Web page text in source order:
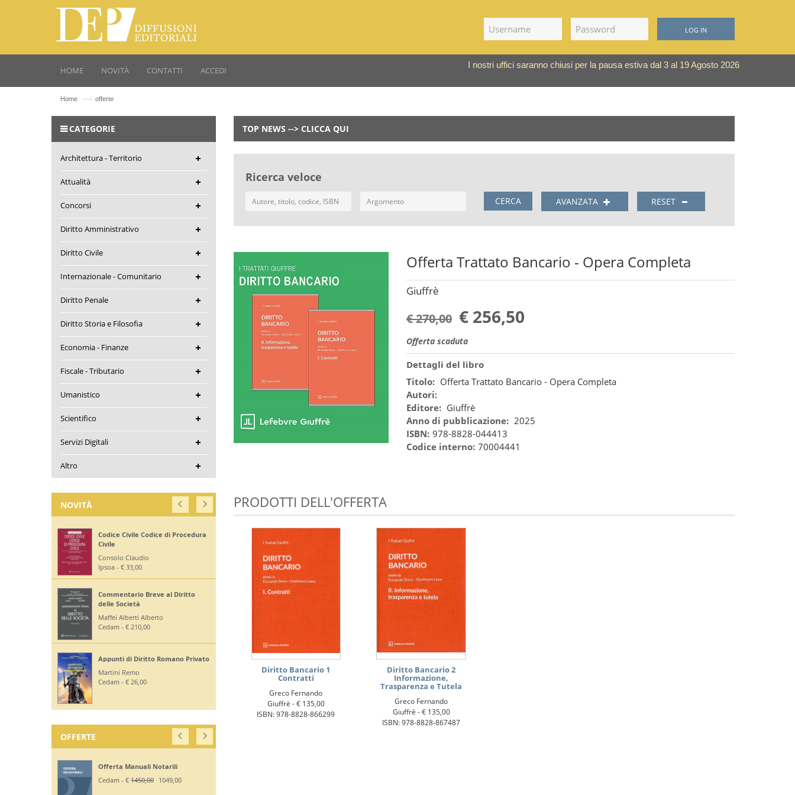
LOG IN
HOME NOVITÀ CONTATTI ACCEDI
I nostri uffici saranno chiusi per la pausa estiva dal 3 al 19 Agosto 2026
Home —› offerte
TOP NEWS --> CLICCA QUI
Ricerca veloce
CERCA AVANZATA RESET
Offerta Trattato Bancario - Opera Completa
Giuffrè
€ 270,00 € 256,50
Offerta scaduta
Dettagli del libro
Titolo: Offerta Trattato Bancario - Opera Completa
Autori:
Editore: Giuffrè
Anno di pubblicazione: 2025
ISBN: 978-8828-044413
Codice interno: 70004441
PRODOTTI DELL'OFFERTA
Diritto Bancario 1
Contratti
Greco Fernando
Giuffrè -€ 135,00
ISBN: 978-8828-866299
Diritto Bancario 2
Informazione,
Trasparenza e Tutela
Greco Fernando
Giuffrè -€ 135,00
ISBN: 978-8828-867487
CATEGORIE
Architettura - Territorio
Attualità
Concorsi
Diritto Amministrativo
Diritto Civile
Internazionale - Comunitario
Diritto Penale
Diritto Storia e Filosofia
Economia - Finanze
Fiscale - Tributario
Umanistico
Scientifico
Servizi Digitali
Altro
NOVITÀ
Codice Civile Codice di Procedura
Civile
Consolo Claudio
Ipsoa - € 33,00
Commentario Breve al Diritto
delle Società
Maffei Alberti Alberto
Cedam - € 210,00
Appunti di Diritto Romano Privato
Martini Remo
Cedam - € 26,00
OFFERTE
Offerta Manuali Notarili
Cedam - € 1450,00 1049,00